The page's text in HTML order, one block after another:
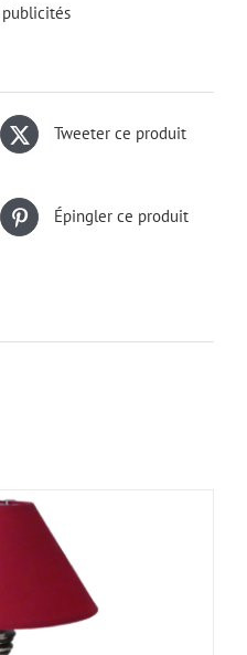
publicités
Tweeter ce produit
Épingler ce produit